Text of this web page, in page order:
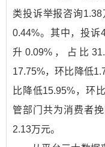
类投诉举报咨询
0.44%。其中，投诉
升0.09%，占比
17.75%，环比降低
比降低15.95%，环
管部门共为消费者
2.13万元。